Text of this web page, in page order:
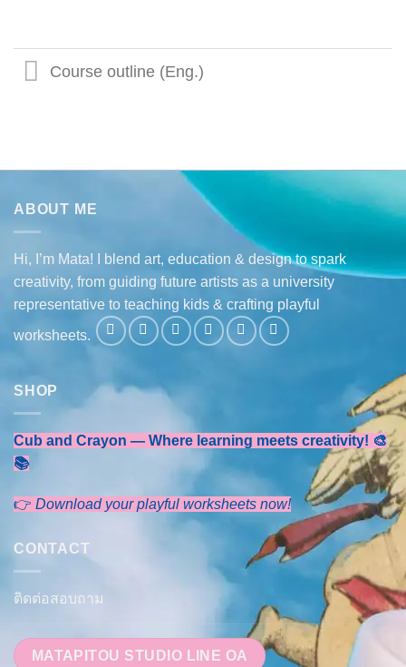
Course outline (Eng.)
ABOUT ME
Hi, I’m Mata! I blend art, education & design to spark
creativity, from guiding future artists as a university
representative to teaching kids & crafting playful
worksheets.
SHOP
Cub and Crayon — Where learning meets creativity! 🎨
📚
👉 Download your playful worksheets now!
CONTACT
ติดต่อสอบถาม
MATAPITOU STUDIO LINE OA